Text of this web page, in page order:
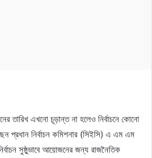
তারিখ এখনো চূড়ান্ত না হলেও নির্বাচনে কোনো
প্রধান নির্বাচন কমিশনার (সিইসি) এ এম এম
সুষ্ঠুভাবে আয়োজনের জন্য রাজনৈতিক